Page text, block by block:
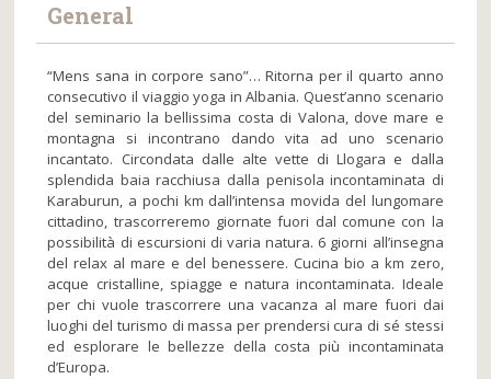
General
“Mens sana in corpore sano”… Ritorna per il quarto anno
consecutivo il viaggio yoga in Albania. Quest’anno scenario
del seminario la bellissima costa di Valona, dove mare e
montagna si incontrano dando vita ad uno scenario
incantato. Circondata dalle alte vette di Llogara e dalla
splendida baia racchiusa dalla penisola incontaminata di
Karaburun, a pochi km dall’intensa movida del lungomare
cittadino, trascorreremo giornate fuori dal comune con la
possibilità di escursioni di varia natura. 6 giorni all’insegna
del relax al mare e del benessere. Cucina bio a km zero,
acque cristalline, spiagge e natura incontaminata. Ideale
per chi vuole trascorrere una vacanza al mare fuori dai
luoghi del turismo di massa per prendersi cura di sé stessi
ed esplorare le bellezze della costa più incontaminata
d’Europa.